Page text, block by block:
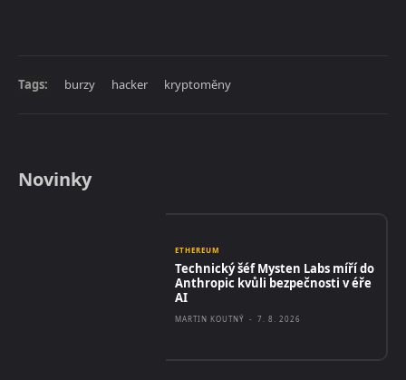
Tags: burzy hacker kryptoměny
Novinky
ETHEREUM
Technický šéf Mysten Labs míří do
Anthropic kvůli bezpečnosti v éře
AI
MARTIN KOUTNÝ - 7. 8. 2026